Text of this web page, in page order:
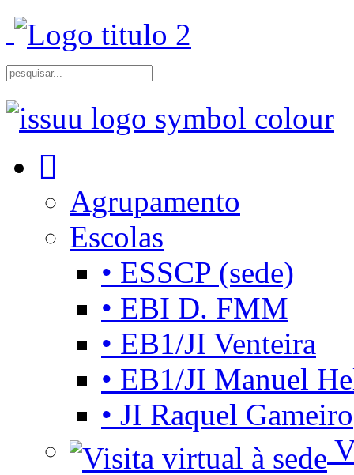
Agrupamento
Escolas
• ESSCP (sede)
• EBI D. FMM
• EB1/JI Venteira
• EB1/JI Manuel
• JI Raquel Gameiro